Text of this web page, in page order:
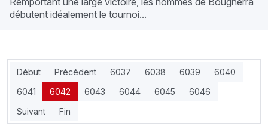
débutent idéalement le tournoi...
Début Précédent 6037 6038 6039
6040
6041
6042 6043 6044 6045
6046
Suivant
Fin